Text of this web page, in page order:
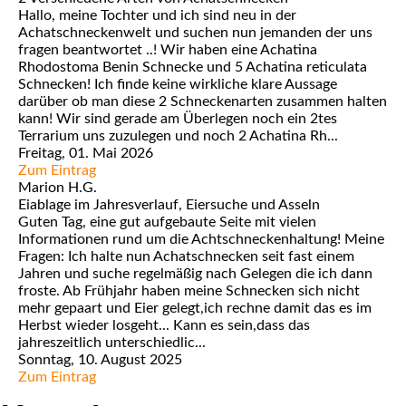
Hallo, meine Tochter und ich sind neu in der
Achatschneckenwelt und suchen nun jemanden der uns
fragen beantwortet ..! Wir haben eine Achatina
Rhodostoma Benin Schnecke und 5 Achatina reticulata
Schnecken! Ich finde keine wirkliche klare Aussage
darüber ob man diese 2 Schneckenarten zusammen halten
kann! Wir sind gerade am Überlegen noch ein 2tes
Terrarium uns zuzulegen und noch 2 Achatina Rh...
Freitag, 01. Mai 2026
Zum Eintrag
Marion H.G.
Eiablage im Jahresverlauf, Eiersuche und Asseln
Guten Tag, eine gut aufgebaute Seite mit vielen
Informationen rund um die Achtschneckenhaltung! Meine
Fragen: Ich halte nun Achatschnecken seit fast einem
Jahren und suche regelmäßig nach Gelegen die ich dann
froste. Ab Frühjahr haben meine Schnecken sich nicht
mehr gepaart und Eier gelegt,ich rechne damit das es im
Herbst wieder losgeht... Kann es sein,dass das
jahreszeitlich unterschiedlic...
Sonntag, 10. August 2025
Zum Eintrag